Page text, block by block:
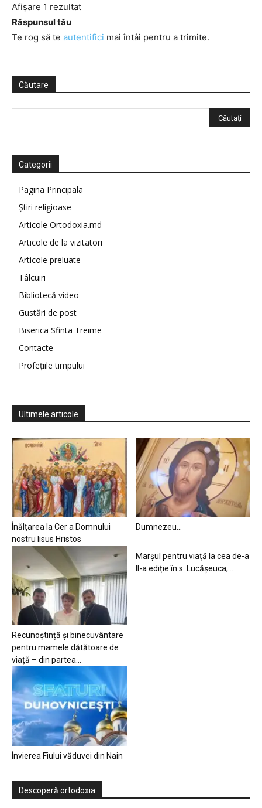
Afișare 1 rezultat
Răspunsul tău
Te rog să te autentifici mai întâi pentru a trimite.
Căutare
Categorii
Pagina Principala
Știri religioase
Articole Ortodoxia.md
Articole de la vizitatori
Articole preluate
Tâlcuiri
Bibliotecă video
Gustări de post
Biserica Sfinta Treime
Contacte
Profețiile timpului
Ultimele articole
Înălțarea la Cer a Domnului
nostru Iisus Hristos
Dumnezeu…
Recunoștință și binecuvântare
pentru mamele dătătoare de
viață – din partea...
Marșul pentru viață la cea de-a
II-a ediție în s. Lucășeuca,...
Învierea Fiului văduvei din Nain
Descoperă ortodoxia